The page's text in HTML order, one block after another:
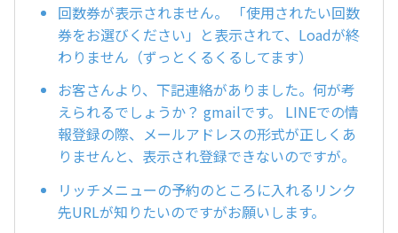
回数券が表示されません。 「使用されたい回数
券をお選びください」と表示されて、Loadが終
わりません（ずっとくるくるしてます）
お客さんより、下記連絡がありました。何が考
えられるでしょうか？ gmailです。 LINEでの情
報登録の際、メールアドレスの形式が正しくあ
りませんと、表示され登録できないのですが。
リッチメニューの予約のところに入れるリンク
先URLが知りたいのですがお願いします。